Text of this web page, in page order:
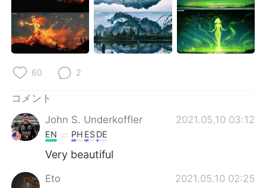
60 2
コメント
John S. Underkoffler
2021.05.10 03:12
EN PH ESDE
Very beautiful
Eto 2021.05.10 02:25